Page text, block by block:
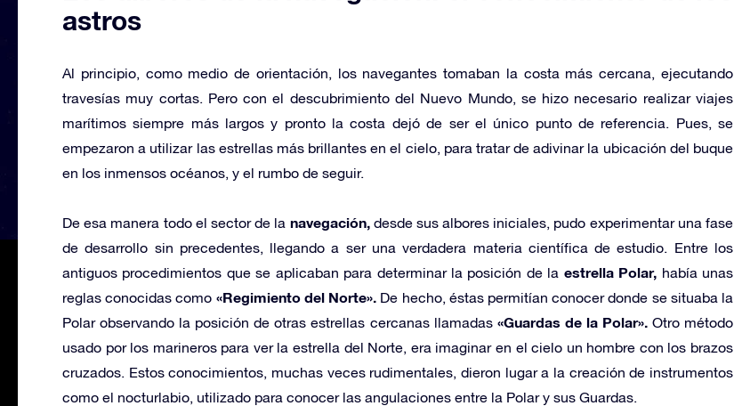
astros
Al principio, como medio de orientación, los navegantes tomaban la costa más cercana, ejecutando
travesías muy cortas. Pero con el descubrimiento del Nuevo Mundo, se hizo necesario realizar viajes
marítimos siempre más largos y pronto la costa dejó de ser el único punto de referencia. Pues, se
empezaron a utilizar las estrellas más brillantes en el cielo, para tratar de adivinar la ubicación del buque
en los inmensos océanos, y el rumbo de seguir.
De esa manera todo el sector de la navegación,desde sus albores iniciales, pudo experimentar una fase
de desarrollo sin precedentes, llegando a ser una verdadera materia científica de estudio. Entre los
antiguos procedimientos que se aplicaban para determinar la posición de la estrella Polar, había unas
reglas conocidas como «Regimiento del Norte». De hecho, éstas permitían conocer donde se situaba la
Polar observando la posición de otras estrellas cercanas llamadas «Guardas de la Polar».Otro método
usado por los marineros para ver la estrella del Norte, era imaginar en el cielo un hombre con los brazos
cruzados. Estos conocimientos, muchas veces rudimentales, dieron lugar a la creación de instrumentos
como el nocturlabio, utilizado para conocer las angulaciones entre la Polar y sus Guardas.